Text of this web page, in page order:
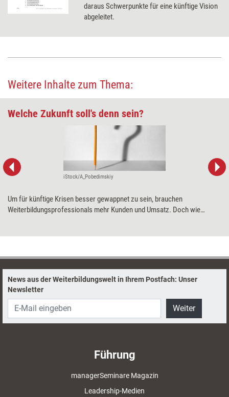
daraus Schwerpunkte für eine künftige Vision
abgeleitet.
Weitere Inhalte zum Thema:
Welche Zukunft soll's denn sein?
iStock/A_Pobedimskiy
Um für künftige Krisen besser gewappnet zu sein, brauchen
Weiterbildungsprofessionals mehr Kunden und Umsatz. Doch wie
News aus der Weiterbildungswelt in Ihrem Postfach: Unser
Newsletter
Weiter
Führung
managerSeminare Magazin
Leadership-Medien